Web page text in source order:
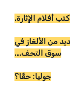
أفلام الإثارة.
من الألغاز في
سوق التحف….
جوليا: حقًا؟